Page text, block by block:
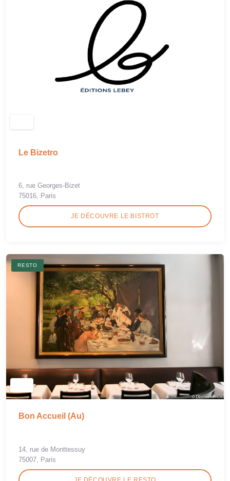
Le Bizetro
6, rue Georges-Bizet
75016, Paris
JE DÉCOUVRE LE BISTROT
RESTO
Bon Accueil (Au)
14, rue de Monttessuy
75007, Paris